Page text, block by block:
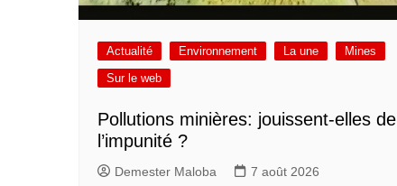
Actualité Environnement La une
Mines
Sur le web
Pollutions minières: jouissent-elles de
l’impunité ?
Demester Maloba 7 août 2026